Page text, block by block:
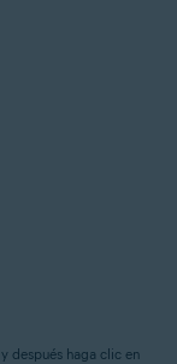
después haga clic en